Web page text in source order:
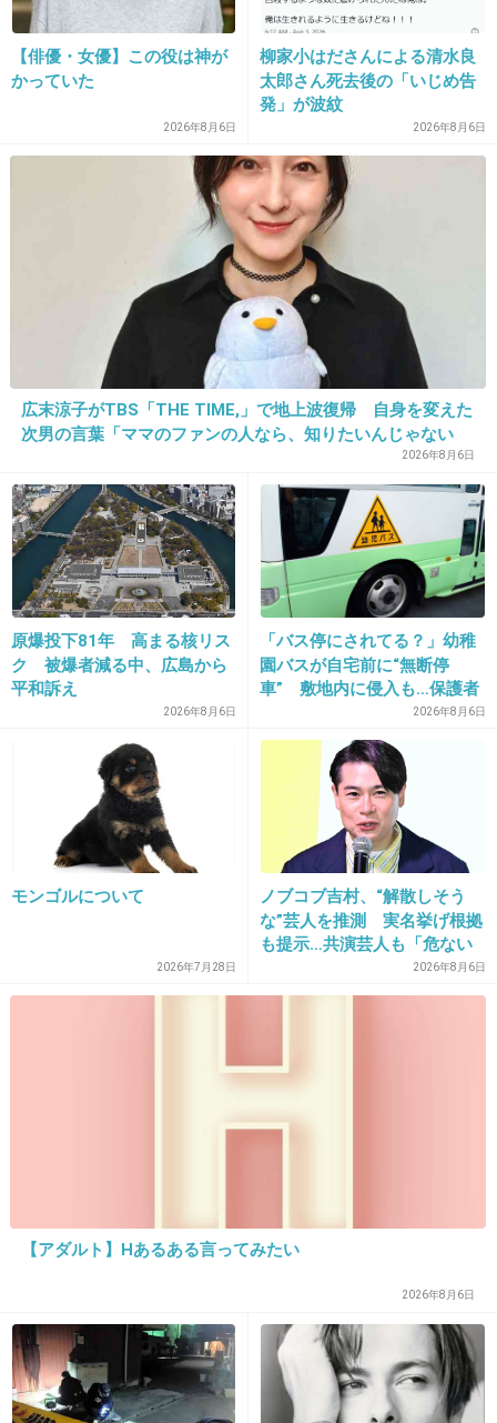
出典：livedoor.blogimg.jp
+151 -8
韓国が絡んでる人ってだけで嫌悪感
+166
2019/01/13(日) 15:27:37
確かに肌綺麗だし気持ち悪い言い方だけどどこ
もかしこも触り心地が良さそう
-5
29. 匿名 2019/01/13(日) 15:28:42
コイツは何の人なのかわからないな？
2019/01/13(日) 15:29:14
中学生からずっと可愛い
+137 -9
【俳優・女優】この役は神が
かっていた
2026年8月6日
柳家小はださんによる清水良
太郎さん死去後の「いじめ告
発」が波紋
2026年8月6日
広末涼子がTBS「THE TIME,」で地上波復帰 自身を変えた
次男の言葉「ママのファンの人なら、知りたいんじゃない
2026年8月6日
原爆投下81年 高まる核リス
ク 被爆者減る中、広島から
平和訴え
2026年8月6日
「バス停にされてる？」幼稚
園バスが自宅前に“無断停
車” 敷地内に侵入も…保護者
マナーに「我慢の限界」2026年8月6日
モンゴルについて
2026年7月28日
ノブコブ吉村、“解散しそう
な”芸人を推測 実名挙げ根拠
も提示…共演芸人も「危ない
2026年8月6日
【アダルト】Hあるある言ってみたい
2026年8月6日